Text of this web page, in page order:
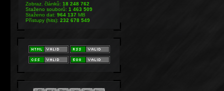
Zobraz. článků:18 248 762
Staženo souborů:1 463 509
Staženo dat:964 137MB
Přístupy (hits):232 678 549